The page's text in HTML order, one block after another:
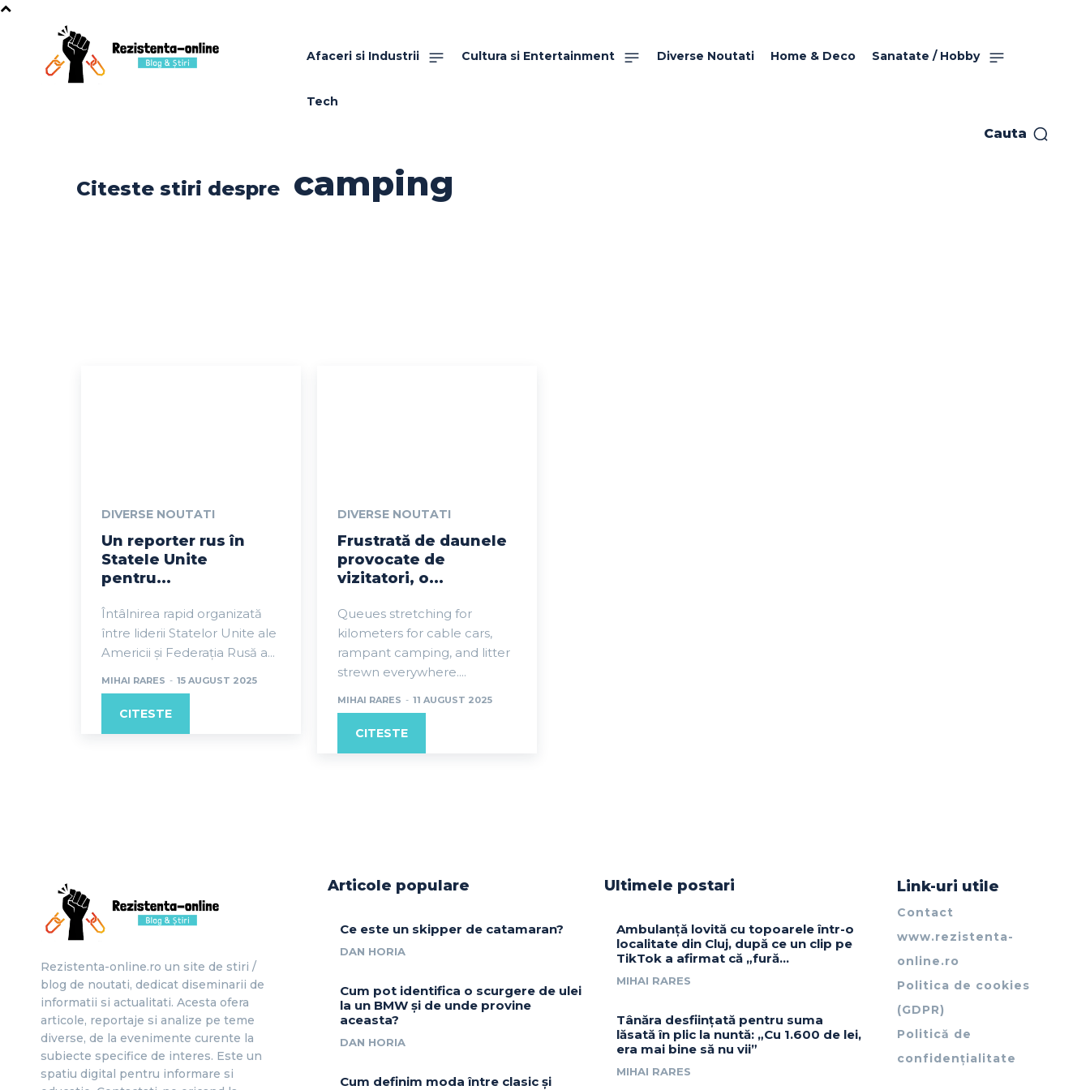
Afaceri si Industrii Cultura si Entertainment Diverse Noutati Home & Deco Sanatate / Hobby
Tech
Cauta
Citeste stiri despre camping
DIVERSE NOUTATI
Un reporter rus în
Statele Unite
pentru...
Întâlnirea rapid organizată
între liderii Statelor Unite ale
Americii și Federația Rusă a...
MIHAI RARES - 15 AUGUST 2025
CITESTE
DIVERSE NOUTATI
Frustrată de daunele
provocate de
vizitatori, o...
Queues stretching for
kilometers for cable cars,
rampant camping, and litter
strewn everywhere....
MIHAI RARES - 11 AUGUST 2025
CITESTE
Rezistenta-online.ro un site de stiri /
blog de noutati, dedicat diseminarii de
informatii si actualitati. Acesta ofera
articole, reportaje si analize pe teme
diverse, de la evenimente curente la
subiecte specifice de interes. Este un
spatiu digital pentru informare si
Articole populare
Ce este un skipper de catamaran?
DAN HORIA
Cum pot identifica o scurgere de ulei
la un BMW și de unde provine
aceasta?
DAN HORIA
Cum definim moda între clasic și
Ultimele postari
Ambulanță lovită cu topoarele într-o
localitate din Cluj, după ce un clip pe
TikTok a afirmat că „fură…
MIHAI RARES
Tânăra desființată pentru suma
lăsată în plic la nuntă: „Cu 1.600 de lei,
era mai bine să nu vii”
MIHAI RARES
Link-uri utile
Contact
www.rezistenta-
online.ro
Politica de cookies
(GDPR)
Politică de
confidențialitate